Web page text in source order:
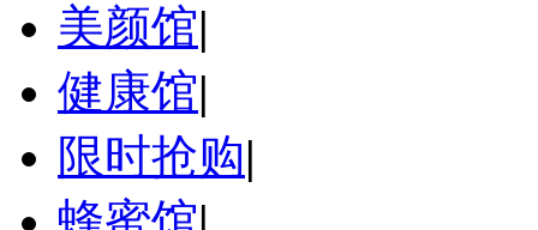
美颜馆|
健康馆|
限时抢购|